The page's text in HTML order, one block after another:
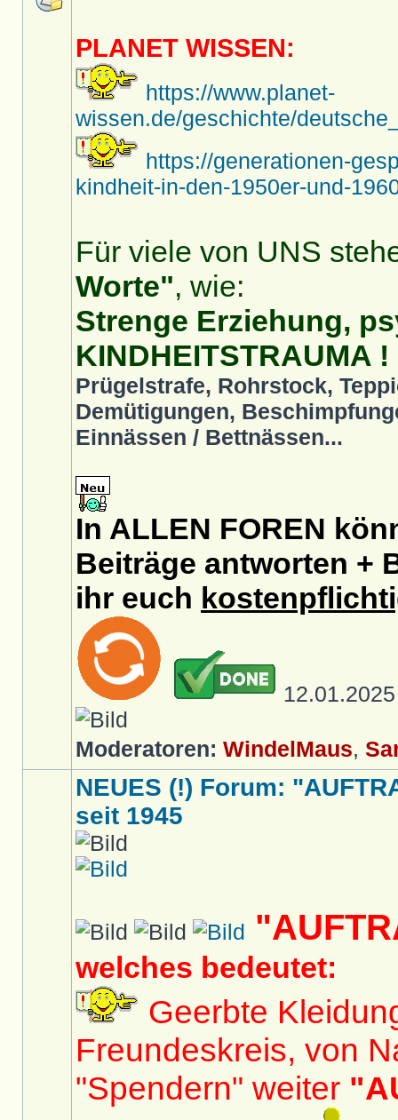
PLANET WISSEN:
https://www.planet-
wissen.de/geschichte/
https://generationen-
kindheit-in-den-1950er-und-
Für viele von UNS
Worte", wie:
Strenge Erziehung,
KINDHEITSTRAUMA !
Prügelstrafe, Rohrstock,
Demütigungen,
Einnässen / Bettnässen...
In ALLEN FOREN
Beiträge antworten +
ihr euch
Moderatoren: WindelMaus,
NEUES (!) Forum:
seit 1945
welches bedeutet:
Geerbte
Freundeskreis, von
"Spendern" weiter